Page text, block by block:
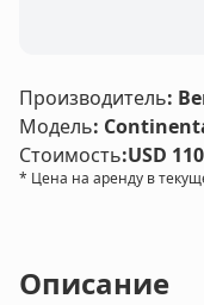
Производитель:
Модель:
Стоимость:USD
* Цена на аренду в
Описание